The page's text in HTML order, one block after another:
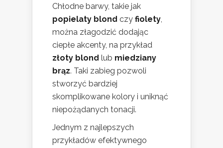
Chłodne barwy, takie jak
popielaty blond czy fiolety,
można złagodzić dodając
ciepłe akcenty, na przykład
złoty blond lub miedziany
brąz. Taki zabieg pozwoli
stworzyć bardziej
skomplikowane kolory i uniknąć
niepożądanych tonacji.
Jednym z najlepszych
przykładów efektywnego